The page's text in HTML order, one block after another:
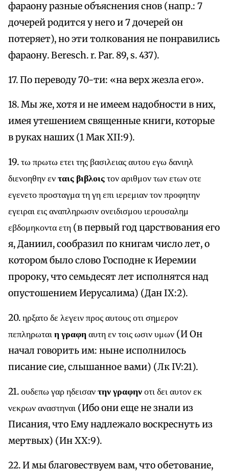
фараону разные объяснения снов (напр.: 7
дочерей родится у него и 7 дочерей он
потеряет), но эти толкования не понравились
фараону. Beresch. r. Раr. 89, s. 437).
17. По переводу 70-ти: «на верх жезла его».
18. Мы же, хотя и не имеем надобности в них,
имея утешением священные книги, которые
в руках наших (1 Мак XII:9).
19. τω πρωτω ετει της βασιλειας αυτου εγω δανιηλ
διενοηθην ενταις βιβλοιςτον αριθμον των ετων οτε
εγενετο προσταγμα τη γη επι ιερεμιαν τον προφητην
εγειραι εις αναπληρωσιν ονειδισμου ιερουσαλημ
εβδομηκοντα ετη (в первый год царствования его
я, Даниил, сообразил по книгам число лет, о
котором было слово Господне к Иеремии
пророку, что семьдесят лет исполнятся над
опустошением Иерусалима) (Дан IX:2).
20. ηρξατο δε λεγειν προς αυτους οτι σημερον
πεπληρωταιη γραφηαυτη εν τοις ωσιν υμων (И Он
начал говорить им: ныне исполнилось
писание сие, слышанное вами) (Лк IV:21).
21. ουδεπω γαρ ηδεισαντην γραφηνοτι δει αυτον εκ
νεκρων αναστηναι (Ибо они еще не знали из
Писания, что Ему надлежало воскреснуть из
мертвых) (Ин XX:9).
22. И мы благовествуем вам, что обетование,